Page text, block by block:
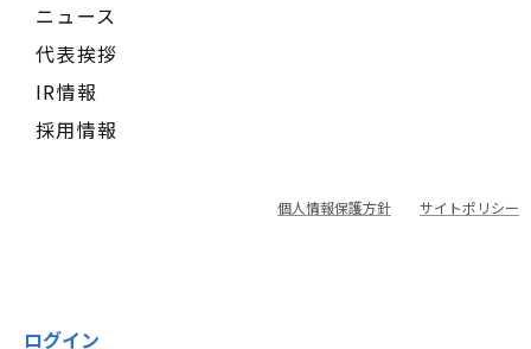
ニュース
代表挨拶
IR情報
採用情報
個人情報保護方針 サイトポリシー
ログイン